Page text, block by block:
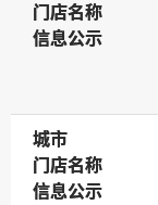
门店名称
门店名称
信息公示
信息公示
城市
城市
门店名称
门店名称
信息公示
信息公示